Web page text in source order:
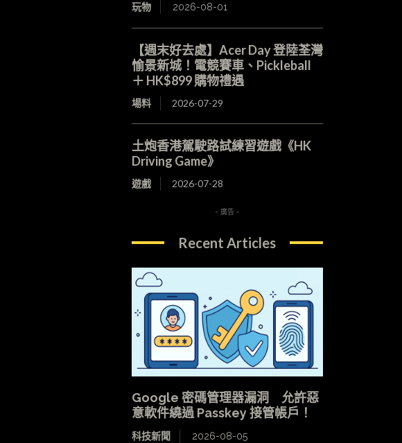
玩物 2026-08-01
【週末好去處】Acer Day 登陸荃灣
愉景新城！電競賽車、Pickleball
＋ HK$899 購物禮遇
場料 2026-07-29
土炮香港駕駛路試練習遊戲《HK
Driving Game》
遊戲 2026-07-28
- 廣告 -
Recent Articles
Google 密碼管理器漏洞 允許惡
意軟件繞過 Passkey 接管帳戶！
科技新聞 2026-08-05